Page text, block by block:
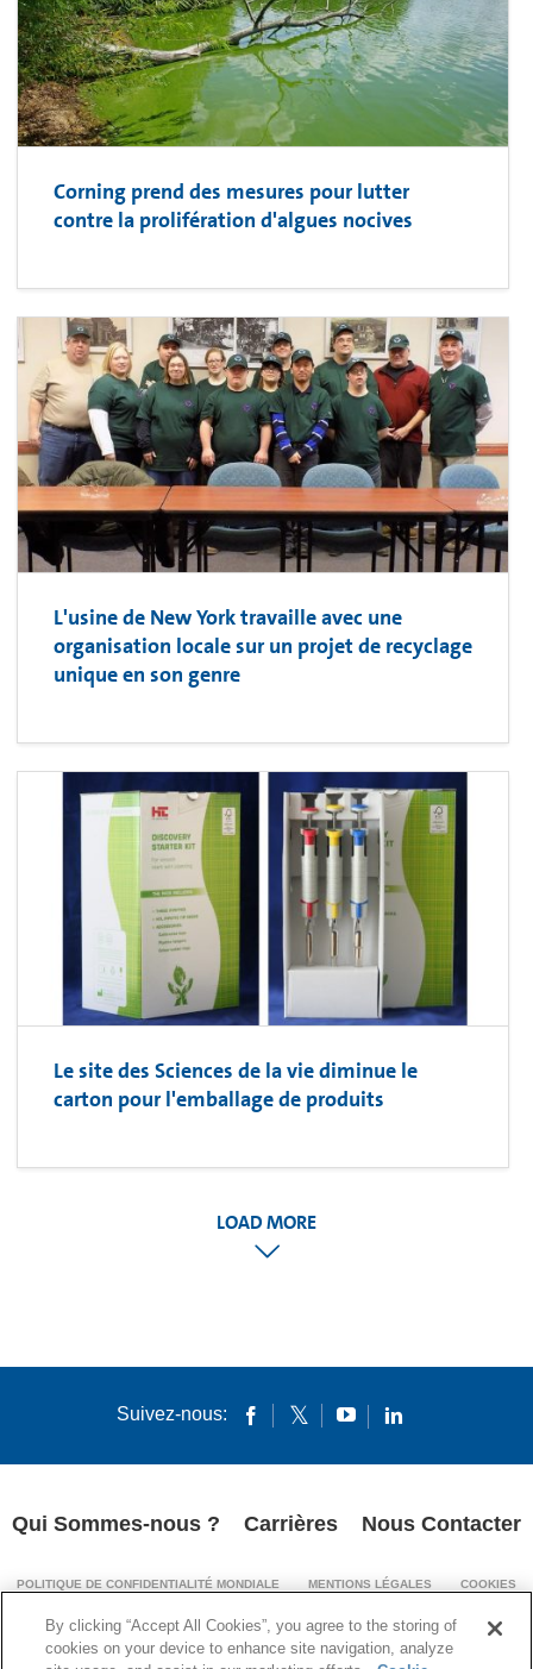
Corning prend des mesures pour lutter
contre la prolifération d'algues nocives
L'usine de New York travaille avec une
organisation locale sur un projet de recyclage
unique en son genre
Le site des Sciences de la vie diminue le
carton pour l'emballage de produits
LOAD MORE
Suivez-nous:
Qui Sommes-nous ? Carrières Nous Contacter
POLITIQUE DE CONFIDENTIALITÉ MONDIALE MENTIONS LÉGALES COOKIES
TRANSPARENCE DE LA CHAÎNE D’APPROVISIONNEMENT
By clicking “Accept All Cookies”, you agree to the storing of
cookies on your device to enhance site navigation, analyze